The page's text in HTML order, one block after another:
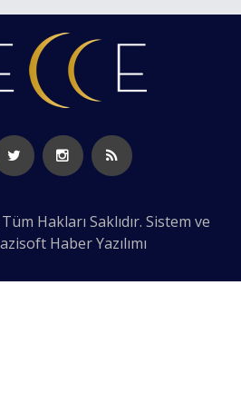
Hakları Saklıdır. Sistem ve
Haber Yazılımı